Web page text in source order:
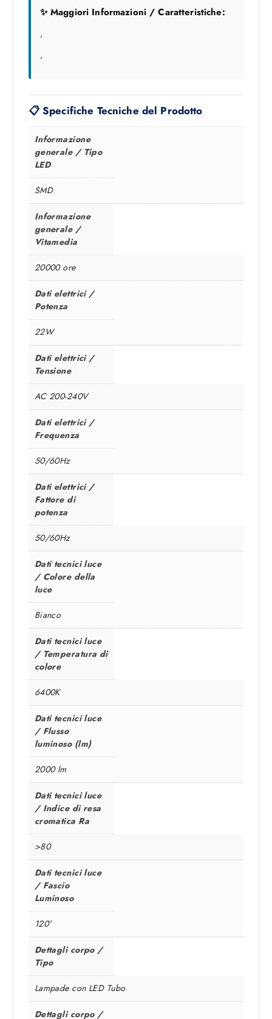
✨ Maggiori Informazioni / Caratteristiche:
,
,
📋 Specifiche Tecniche del Prodotto
Informazione
generale / Tipo
LED
SMD
Informazione
generale /
Vitamedia
20000 ore
Dati elettrici /
Potenza
22W
Dati elettrici /
Tensione
AC 200-240V
Dati elettrici /
Frequenza
50/60Hz
Dati elettrici /
Fattore di
potenza
50/60Hz
Dati tecnici luce
/ Colore della
luce
Bianco
Dati tecnici luce
/ Temperatura di
colore
6400K
Dati tecnici luce
/ Flusso
luminoso (lm)
2000 lm
Dati tecnici luce
/ Indice di resa
cromatica Ra
>80
Dati tecnici luce
/ Fascio
Luminoso
120°
Dettagli corpo /
Tipo
Lampade con LED Tubo
Dettagli corpo /